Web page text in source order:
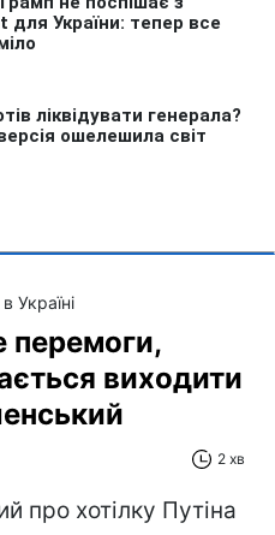
Україні
перемоги,
виходити
2 хв
про хотілку Путіна